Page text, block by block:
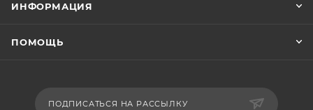
ИНФОРМАЦИЯ
ПОМОЩЬ
ПОДПИСАТЬСЯ НА РАССЫЛКУ